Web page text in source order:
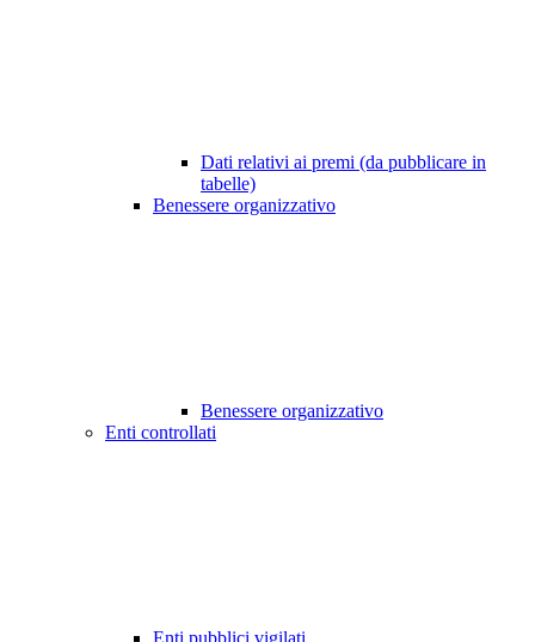
Dati relativi ai premi (da pubblicare in
tabelle)
Benessere organizzativo
Benessere organizzativo
Enti controllati